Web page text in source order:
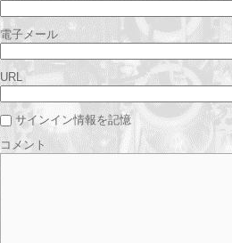
電子メール
URL
サインイン情報を記憶
コメント